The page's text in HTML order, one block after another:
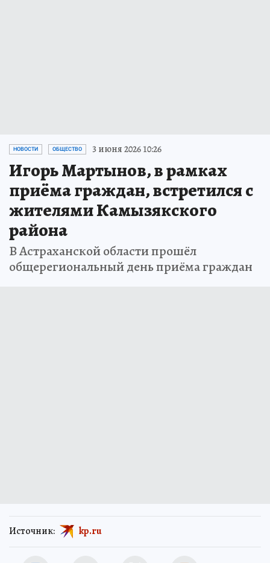
НОВОСТИ ОБЩЕСТВО 3 июня 2026 10:26
Игорь Мартынов, в рамках
приёма граждан, встретился с
жителями Камызякского
района
В Астраханской области прошёл
общерегиональный день приёма граждан
Источник: kp.ru